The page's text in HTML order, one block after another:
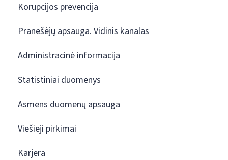
Korupcijos prevencija
Pranešėjų apsauga. Vidinis kanalas
Administracinė informacija
Statistiniai duomenys
Asmens duomenų apsauga
Viešieji pirkimai
Karjera